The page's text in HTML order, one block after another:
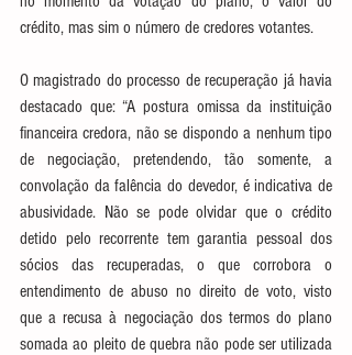
crédito, mas sim o número de credores votantes.
O magistrado do processo de recuperação já havia
destacado que: “A postura omissa da instituição
financeira credora, não se dispondo a nenhum tipo
de negociação, pretendendo, tão somente, a
convolação da falência do devedor, é indicativa de
abusividade. Não se pode olvidar que o crédito
detido pelo recorrente tem garantia pessoal dos
sócios das recuperadas, o que corrobora o
entendimento de abuso no direito de voto, visto
que a recusa à negociação dos termos do plano
somada ao pleito de quebra não pode ser utilizada